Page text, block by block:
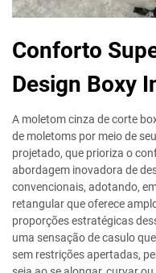
Conforto
Design Boxy
A moletom cinza de corte
de moletoms por meio de
projetado, que prioriza o
abordagem inovadora de
convencionais, adotando,
retangular que oferece
proporções estratégicas
uma sensação de casulo
sem restrições apertadas,